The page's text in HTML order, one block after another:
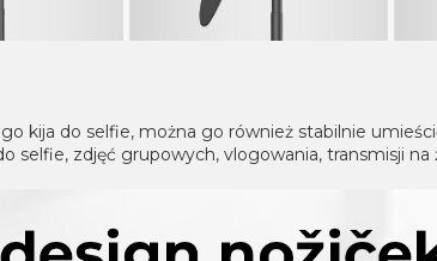
kija do selfie, można go również stabilnie
selfie, zdjęć grupowych, vlogowania, transmisji na